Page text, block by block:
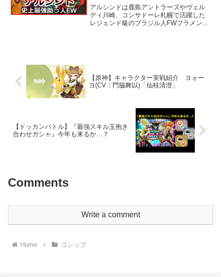
ーズ サッカー football
アルシンドは鹿島アントラーズやヴェル
ディ川崎、コンサドーレ札幌で活躍した
レジェンド級のブラジル人FWフラメン
【原神】キャラクター実戦紹介 ヨォー
ヨ(CV：門脇舞以)「仙桂清澄」
【ドッカンバトル】『最強スキル玉抱き
合わせガシャ』今年も来るか…？
Comments
Write a comment
Home ゴシップ